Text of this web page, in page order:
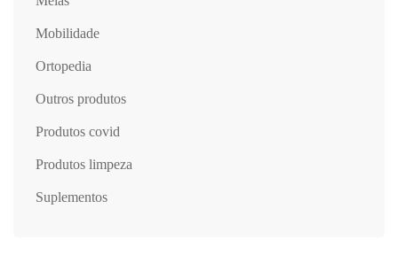
mobilidade
ortopedia
outros produtos
produtos covid
produtos limpeza
suplementos